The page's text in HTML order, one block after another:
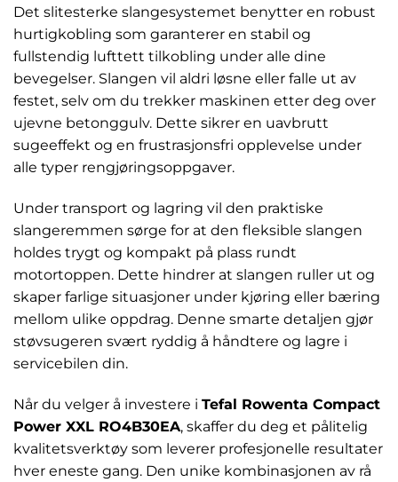
Det slitesterke slangesystemet benytter en robust
hurtigkobling som garanterer en stabil og
fullstendig lufttett tilkobling under alle dine
bevegelser. Slangen vil aldri løsne eller falle ut av
festet, selv om du trekker maskinen etter deg over
ujevne betonggulv. Dette sikrer en uavbrutt
sugeeffekt og en frustrasjonsfri opplevelse under
alle typer rengjøringsoppgaver.
Under transport og lagring vil den praktiske
slangeremmen sørge for at den fleksible slangen
holdes trygt og kompakt på plass rundt
motortoppen. Dette hindrer at slangen ruller ut og
skaper farlige situasjoner under kjøring eller bæring
mellom ulike oppdrag. Denne smarte detaljen gjør
støvsugeren svært ryddig å håndtere og lagre i
servicebilen din.
Når du velger å investere i Tefal Rowenta Compact
Power XXL RO4B30EA, skaffer du deg et pålitelig
kvalitetsverktøy som leverer profesjonelle resultater
hver eneste gang. Den unike kombinasjonen av rå